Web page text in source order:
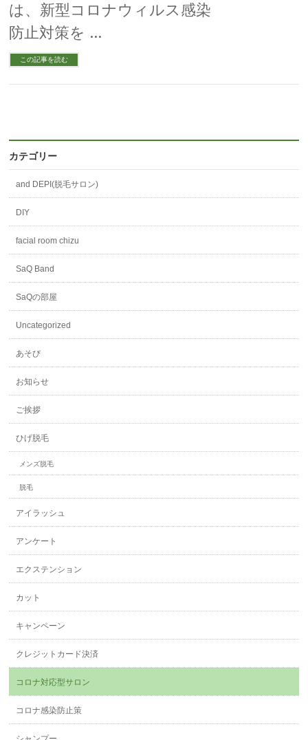
は、新型コロナウィルス感染
防止対策を …
この記事を読む
カテゴリー
and DEPI(脱毛サロン)
DIY
facial room chizu
SaQ Band
SaQの部屋
Uncategorized
あそび
お知らせ
ご挨拶
ひげ脱毛
メンズ脱毛
脱毛
アイラッシュ
アンケート
エクステンション
カット
キャンペーン
クレジットカード決済
コロナ対応型サロン
コロナ感染防止策